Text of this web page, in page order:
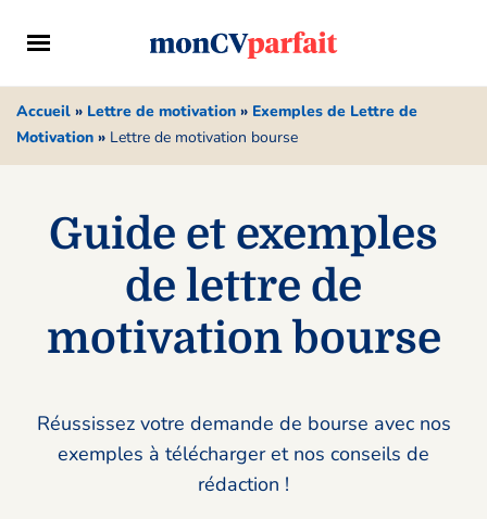
Accueil » Lettre de motivation » Exemples de Lettre de
Motivation » Lettre de motivation bourse
Guide et exemples
de lettre de
motivation bourse
Réussissez votre demande de bourse avec nos
exemples à télécharger et nos conseils de
rédaction !